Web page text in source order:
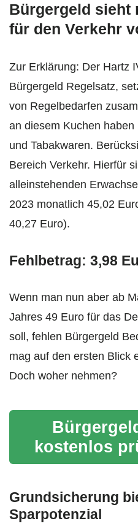
Bürgergeld sieht
für den Verkehr
Zur Erklärung: Der Hartz
Bürgergeld Regelsatz,
von Regelbedarfen
an diesem Kuchen
und Tabakwaren.
Bereich Verkehr. Hierfür
alleinstehenden
2023 monatlich 45,02
40,27 Euro).
Fehlbetrag: 3,98
Wenn man nun aber ab
Jahres 49 Euro für das
soll, fehlen Bürgergeld
mag auf den ersten Blick
Doch woher nehmen?
kostenlos
Grundsicherung
Sparpotenzial